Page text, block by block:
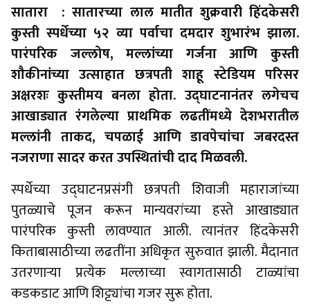
सातारा : सातारच्या लाल मातीत शुक्रवारी हिंदकेसरी
कुस्ती स्पर्धेच्या ५२ व्या पर्वाचा दमदार शुभारंभ झाला.
पारंपरिक जल्लोष, मल्लांच्या गर्जना आणि कुस्ती
शौकीनांच्या उत्साहात छत्रपती शाहू स्टेडियम परिसर
अक्षरशः कुस्तीमय बनला होता. उद्घाटनानंतर लगेचच
आखाड्यात रंगलेल्या प्राथमिक लढतींमध्ये देशभरातील
मल्लांनी ताकद, चपळाई आणि डावपेचांचा जबरदस्त
नजराणा सादर करत उपस्थितांची दाद मिळवली.
स्पर्धेच्या उद्घाटनप्रसंगी छत्रपती शिवाजी महाराजांच्या
पुतळ्याचे पूजन करून मान्यवरांच्या हस्ते आखाड्यात
पारंपरिक कुस्ती लावण्यात आली. त्यानंतर हिंदकेसरी
किताबासाठीच्या लढतींना अधिकृत सुरुवात झाली. मैदानात
उतरणाऱ्या प्रत्येक मल्लाच्या स्वागतासाठी टाळ्यांचा
कडकडाट आणि शिट्ट्यांचा गजर सुरू होता.